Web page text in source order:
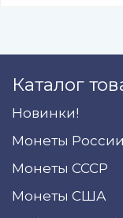
Каталог
Новинки!
Монеты России
Монеты СССР
Монеты США